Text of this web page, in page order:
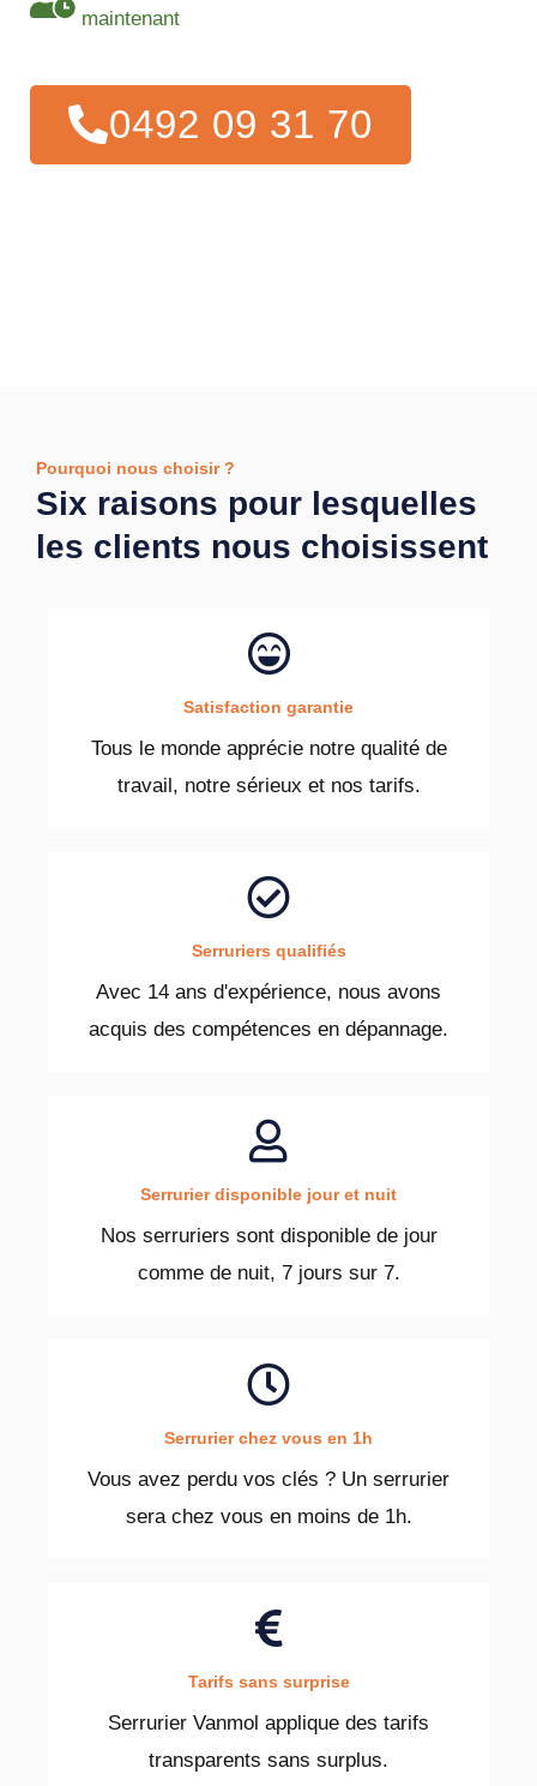
maintenant
0492 09 31 70
Pourquoi nous choisir ?
Six raisons pour lesquelles
les clients nous choisissent
Satisfaction garantie
Tous le monde apprécie notre qualité de
travail, notre sérieux et nos tarifs.
Serruriers qualifiés
Avec 14 ans d'expérience, nous avons
acquis des compétences en dépannage.
Serrurier disponible jour et nuit
Nos serruriers sont disponible de jour
comme de nuit, 7 jours sur 7.
Serrurier chez vous en 1h
Vous avez perdu vos clés ? Un serrurier
sera chez vous en moins de 1h.
Tarifs sans surprise
Serrurier Vanmol applique des tarifs
transparents sans surplus.